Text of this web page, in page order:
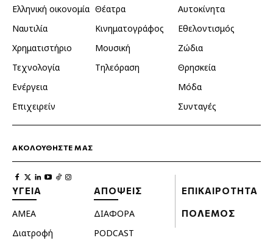
Ελληνική οικονομία
Ναυτιλία
Χρηματιστήριο
Τεχνολογία
Ενέργεια
Επιχειρείν
Θέατρα
Κινηματογράφος
Μουσική
Τηλεόραση
Αυτοκίνητα
Εθελοντισμός
Ζώδια
Θρησκεία
Μόδα
Συνταγές
ΑΚΟΛΟΥΘΗΣΤΕ ΜΑΣ
ΥΓΕΙΑ
ΑΜΕΑ
Διατροφή
ΑΠΟΨΕΙΣ
ΔΙΑΦΟΡΑ
PODCAST
ΕΠΙΚΑΙΡΟΤΗΤΑ
ΠΟΛΕΜΟΣ